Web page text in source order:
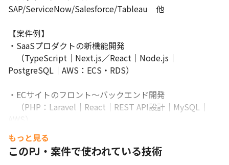
高評価を得ています✨
📩社員クチコミの評価（業界平均との比較）
🌈人事評価の適正感：4.6（平均：3.1）
🌈社員の士気：4.2（平均：3.1）
🌈風通しの良さ：4.3（平均：3.6）
総勢728名の仲間と一緒に働いてみませんか？
SAP/ServiceNow/Salesforce/Tableau　他
【案件例】
・SaaSプロダクトの新機能開発
（TypeScript｜Next.js／React｜Node.js｜
PostgreSQL｜AWS：ECS・RDS）
・ECサイトのフロント〜バックエンド開発
（PHP：Laravel｜React｜REST API設計｜MySQL｜
AWS）
・業務管理システムのフルスタック開発
（Java：Spring Boot｜TypeScript｜Vue.js｜Oracle｜
もっと見る
このPJ・案件で使われている技術